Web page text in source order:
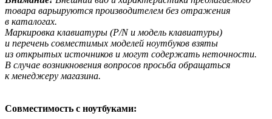
товара варьируются производителем без отражения
в каталогах.
Маркировка клавиатуры (P/N и модель клавиатуры)
и перечень совместимых моделей ноутбуков взяты
из открытых источников и могут содержать неточности.
В случае возникновения вопросов просьба обращаться
к менеджеру магазина.
Совместимость с ноутбуками: